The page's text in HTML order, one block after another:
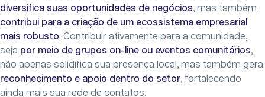
diversifica suas oportunidades de negócios, mas também
contribui para a criação de um ecossistema empresarial
mais robusto. Contribuir ativamente para a comunidade,
seja por meio de grupos on-line ou eventos comunitários,
não apenas solidifica sua presença local, mas também gera
reconhecimento e apoio dentro do setor, fortalecendo
ainda mais sua rede de contatos.